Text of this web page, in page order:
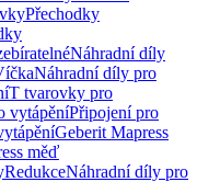
Přechodky
Náhradní díly
Náhradní díly pro
T tvarovky pro
vytápěníPřipojení pro
Geberit Mapress
měď
RedukceNáhradní díly pro